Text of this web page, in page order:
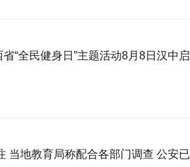
“全民健身日”主题活动8月8日汉中
当地教育局称配合各部门调查 公安已